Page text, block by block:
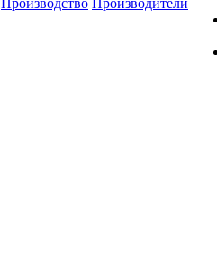
Производство Производители